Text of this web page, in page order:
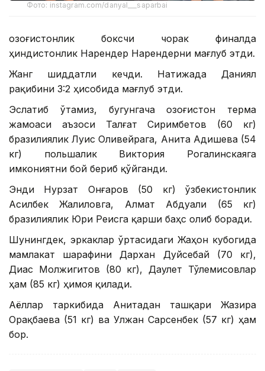
Фото: instagram.com/danyal___saparbai
Қозоғистонлик боксчи чорак финалда
ҳиндистонлик Нарендер Нарендерни мағлуб этди.
Жанг шиддатли кечди. Натижада Даниял
рақибини 3:2 ҳисобида мағлуб этди.
Эслатиб ўтамиз, бугунгача Қозоғистон терма
жамоаси аъзоси Талғат Сиримбетов (60 кг)
бразилиялик Луис Оливейрага, Анита Адишева (54
кг) польшалик Виктория Рогалинскаяга
имкониятни бой бериб қўйганди.
Энди Нурзат Онғаров (50 кг) ўзбекистонлик
Асилбек Жалиловга, Алмат Абдуали (65 кг)
бразилиялик Юри Реисга қарши баҳс олиб боради.
Шунингдек, эркаклар ўртасидаги Жаҳон кубогида
мамлакат шарафини Дархан Дуйсебай (70 кг),
Диас Молжигитов (80 кг), Даулет Тўлемисовлар
ҳам (85 кг) ҳимоя қилади.
Аёллар таркибида Анитадан ташқари Жазира
Орақбаева (51 кг) ва Улжан Сарсенбек (57 кг) ҳам
бор.